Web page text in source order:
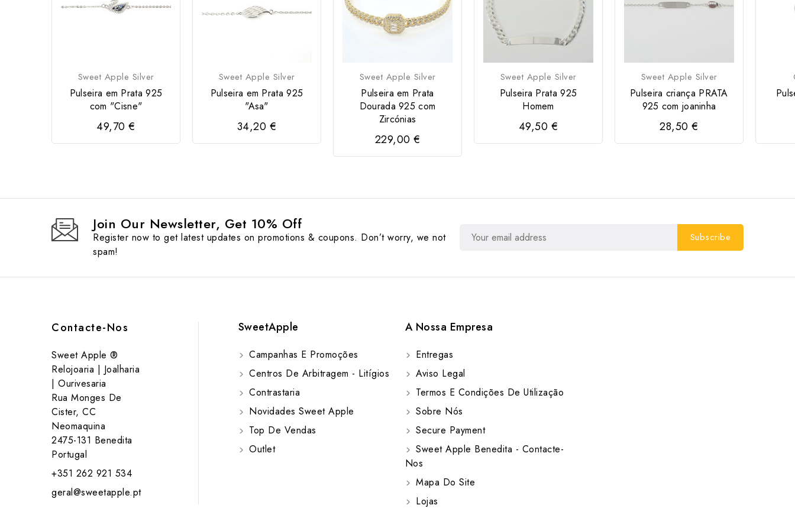
Sweet Apple Silver
Pulseira em Prata 925
com "Cisne"
49,70 €
Sweet Apple Silver
Pulseira em Prata 925
"Asa"
34,20 €
Sweet Apple Silver
Pulseira em Prata
Dourada 925 com
Zircónias
229,00 €
Sweet Apple Silver
Pulseira Prata 925
Homem
49,50 €
Sweet Apple Silver
Pulseira criança PRATA
925 com joaninha
28,50 €
Join Our Newsletter, Get 10% Off
Register now to get latest updates on promotions & coupons. Don’t worry, we not
spam!
Contacte-Nos
Sweet Apple ®
Relojoaria | Joalharia
| Ourivesaria
Rua Monges De
Cister, CC
Neomaquina
2475-131 Benedita
Portugal
+351 262 921 534
geral@sweetapple.pt
SweetApple
Campanhas E Promoções
Centros De Arbitragem - Litígios
Contrastaria
Novidades Sweet Apple
Top De Vendas
Outlet
A Nossa Empresa
Entregas
Aviso Legal
Termos E Condições De Utilização
Sobre Nós
Secure Payment
Sweet Apple Benedita - Contacte-
Nos
Mapa Do Site
Lojas